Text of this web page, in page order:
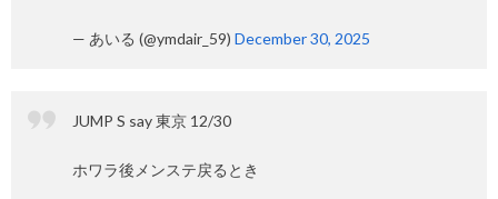
— あいる (@ymdair_59) December 30, 2025
JUMP S say 東京 12/30
ホワラ後メンステ戻るとき